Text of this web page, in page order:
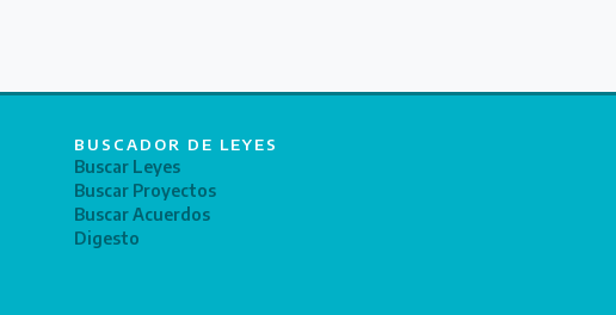
BUSCADOR DE LEYES
Buscar Leyes
Buscar Proyectos
Buscar Acuerdos
Digesto